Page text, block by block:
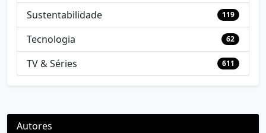
Sustentabilidade 119
Tecnologia 62
TV & Séries 611
Autores